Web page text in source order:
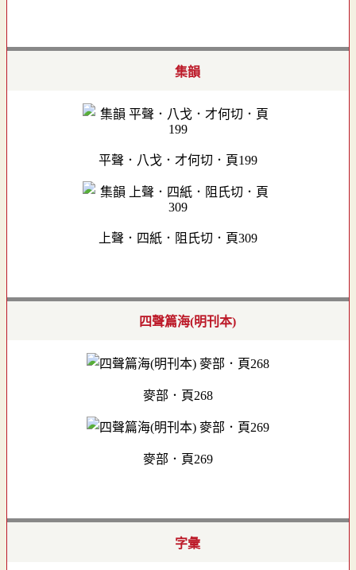
集韻
平聲．八戈．才何切．頁199
上聲．四紙．阻氏切．頁309
四聲篇海(明刊本)
麥部．頁268
麥部．頁269
字彙